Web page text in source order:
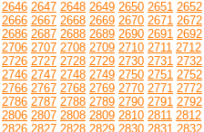
2646 2647 2648 2649 2650 2651 2652
2666 2667 2668 2669 2670 2671 2672
2686 2687 2688 2689 2690 2691 2692
2706 2707 2708 2709 2710 2711 2712
2726 2727 2728 2729 2730 2731 2732
2746 2747 2748 2749 2750 2751 2752
2766 2767 2768 2769 2770 2771 2772
2786 2787 2788 2789 2790 2791 2792
2806 2807 2808 2809 2810 2811 2812
2826 2827 2828 2829 2830 2831 2832